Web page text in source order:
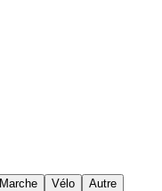
Marche Vélo Autre